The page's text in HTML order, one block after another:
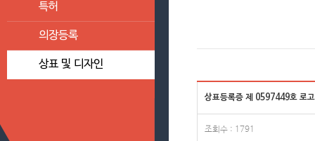
특허
의장등록
상표 및 디자인
상표등록증 제 0597449호 로
조회수 : 1791